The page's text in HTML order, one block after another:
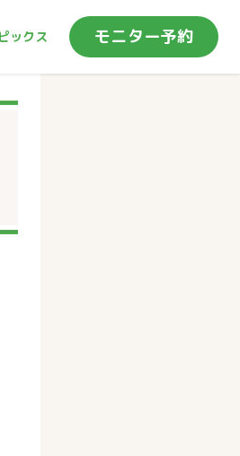
ックス モニター予約